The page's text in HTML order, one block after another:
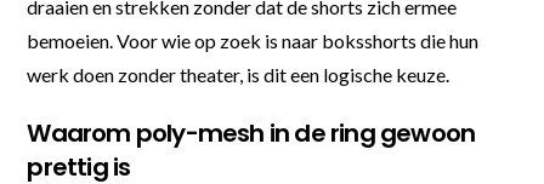
draaien en strekken zonder dat de shorts zich ermee
bemoeien. Voor wie op zoek is naar boksshorts die hun
werk doen zonder theater, is dit een logische keuze.
Waarom poly-mesh in de ring gewoon
prettig is